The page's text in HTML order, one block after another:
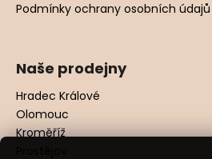
Podmínky ochrany osobních údajů
Naše prodejny
Hradec Králové
Olomouc
Kroměříž